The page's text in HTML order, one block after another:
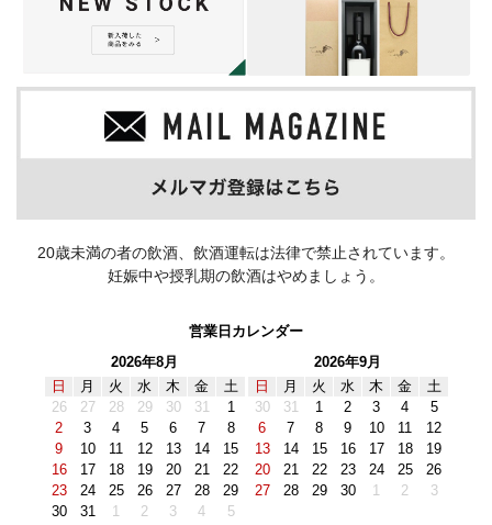
20歳未満の者の飲酒、飲酒運転は法律で禁止されています。
妊娠中や授乳期の飲酒はやめましょう。
営業日カレンダー
2026年8月
日
月 火 水 木 金
土
26
27 28 29 30 31
1
2
3 4 5 6 7
8
9
10 11 12 13 14
15
16
17 18 19 20 21
22
23
24 25 26 27 28
29
30
31 1 2 3 4 5
2026年9月
日
月 火 水 木 金
土
30
31 1 2 3 4
5
6
7 8 9 10 11
12
13
14 15 16 17 18
19
20
21 22 23 24 25
26
27
28 29 30 1 2 3